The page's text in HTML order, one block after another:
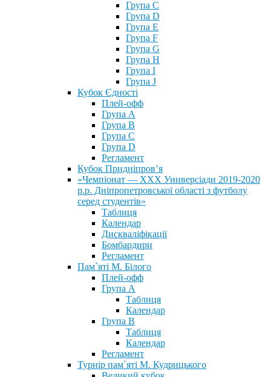
Група C
Група D
Група E
Група F
Група G
Група H
Група I
Група J
Кубок Єдності
Плей-офф
Група А
Група В
Група С
Група D
Регламент
Кубок Придніпров’я
«Чемпіонат — ХХХ Универсіади 2019-2020
р.р. Дніпропетровської області з футболу
серед студентів»
Таблиця
Календар
Дискваліфікації
Бомбардири
Регламент
Пам`яті М. Білого
Плей-офф
Група А
Таблиця
Календар
Група В
Таблиця
Календар
Регламент
Турнір пам`яті М. Кудрицького